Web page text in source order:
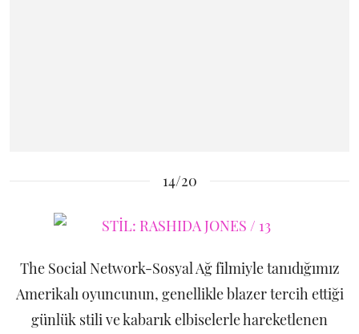
14/20
The Social Network-Sosyal Ağ filmiyle tanıdığımız
Amerikalı oyuncunun, genellikle blazer tercih ettiği
günlük stili ve kabarık elbiselerle hareketlenen